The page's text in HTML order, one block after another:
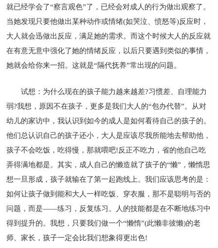
就已经学会了“察言观色”了，已经会对成人的行为做出观察了。
当她发现只要他做出某种动作或情绪(如哭泣、愤怒等)反应时，
大人就会迅做出反应，满足她的需求。而这个时候大人的反应就
在有意无意中强化了她的情绪反应，以后只要遇到类似的事情，
她就会给你来一招。这就是“隔代抚养”常出现的问题。
试想：为什么现在的孩子能力越来越差?习惯差、自理能力
弱?我想，原因不在孩子，更多是我们大人的“包办代替”。从对
幼儿的家访中，我认识到如今的成人是如何看待自己的孩子的。
他们总认识自己的孩子还小，大人是应该尽我所能地去帮助他，
孩子不会吃饭，吃得慢，那就喂吧!反正不吃力，省的他自己吃
弄得满地都是。其实，成人自己的懒造就了孩子的“懒”，懒惰思
想一旦形成，孩子就输在了第一起跑线上。我们应该思考的是：
如何让孩子做到能和大人一样吃饭、穿衣服，那不是聪明与否的
问题，而是——练习，反复练习。人的技能都是在不断地练习中
得到提升的。我想，只要我们做一个“懒惰”(此懒非彼懒)的老
师、家长，孩子一定会比我们想象得更出色!